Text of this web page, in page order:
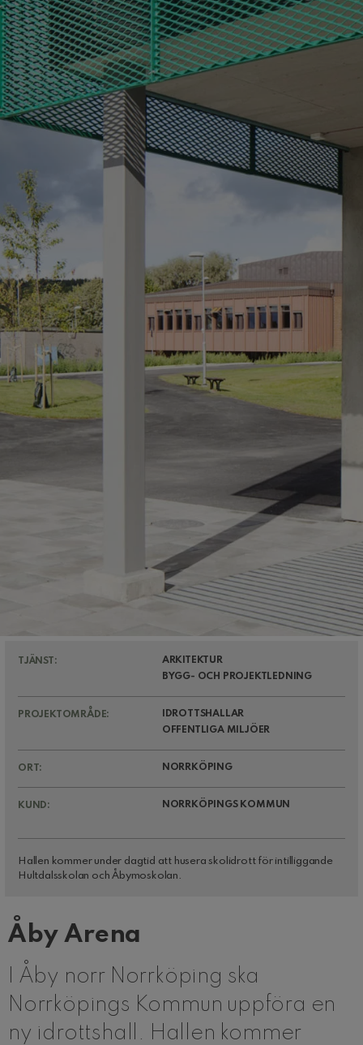
TJÄNST:
ARKITEKTUR
BYGG- OCH PROJEKTLEDNING
PROJEKTOMRÅDE:
IDROTTSHALLAR
OFFENTLIGA MILJÖER
ORT: NORRKÖPING
KUND: NORRKÖPINGS KOMMUN
Hallen kommer under dagtid att husera skolidrott för intilliggande
Hultdalsskolan och Åbymoskolan.
Åby Arena
I Åby norr Norrköping ska
Norrköpings Kommun uppföra en
ny idrottshall. Hallen kommer